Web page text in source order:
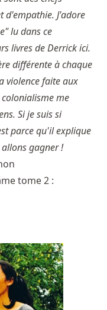
d'empathie. J'adore
lu dans ce
livres de Derrick ici.
différente à chaque
violence faite aux
me
Si je suis si
parce qu'il explique
gagner !
tome 2 :